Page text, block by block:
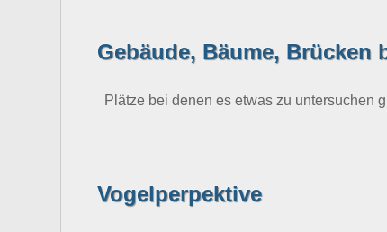
Gebäude, Bäume, Brücken
Plätze bei denen es etwas zu untersuchen
Vogelperpektive